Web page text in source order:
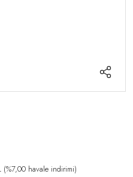
havale indirimi)